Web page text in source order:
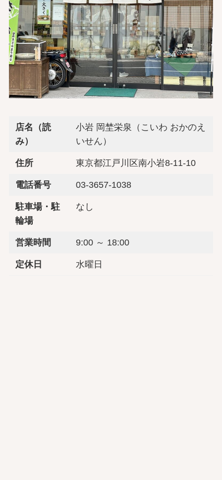
店名（読
み）
小岩 岡埜栄泉（こいわ おかのえ
いせん）
住所 東京都江戸川区南小岩8-11-10
電話番号 03-3657-1038
駐車場・駐
輪場
なし
営業時間 9:00 ～ 18:00
定休日 水曜日